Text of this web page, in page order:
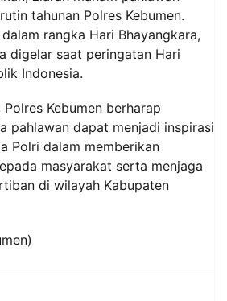
tahunan Polres Kebumen.
rangka Hari Bhayangkara,
digelar saat peringatan Hari
Indonesia.
Kebumen berharap
pahlawan dapat menjadi inspirasi
Polri dalam memberikan
masyarakat serta menjaga
di wilayah Kabupaten